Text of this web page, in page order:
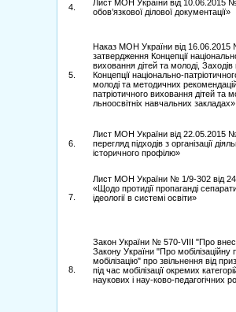
4.
Лист МОН України від 10.06.2015
обов’язкової ділової документації»
5.
Наказ МОН України від
затвердження Концепції
виховання дітей та молоді, Заходів
Концепції національно-
молоді та методичних
патріотичного виховання дітей та
льноосвітніх навчальних закладах»
6.
Лист МОН України від 22.05.2015
перегляд підходів з організації
історичного профілю»
7.
Лист МОН України № 1/9-302 від
«Щодо протидії пропаганді
ідеології в системі освіти»
8.
Закон України № 570-VIII "Про
Закону України "Про мобілізаційну
мобілізацію" про звільнення від
під час мобілізації окремих
наукових і нау-ково-педагогічних